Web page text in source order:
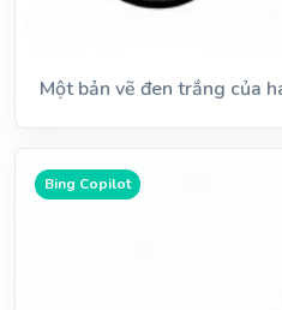
Một bản vẽ đen trắng của
Bing Copilot